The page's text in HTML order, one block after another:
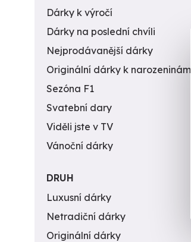
Dárky k výročí
Dárky na poslední chvíli
Nejprodávanější dárky
Originální dárky k narozeninám
Sezóna F1
Svatební dary
Viděli jste v TV
Vánoční dárky
DRUH
Luxusní dárky
Netradiční dárky
Originální dárky